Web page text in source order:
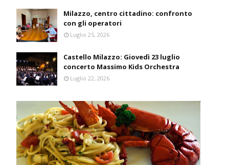
Milazzo, centro cittadino: confronto
con gli operatori
Luglio 25, 2026
Castello Milazzo: Giovedì 23 luglio
concerto Massimo Kids Orchestra
Luglio 22, 2026